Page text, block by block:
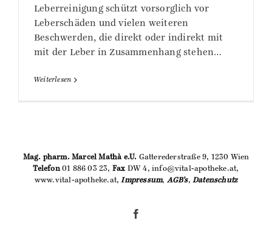
Leberreinigung schützt vorsorglich vor
Leberschäden und vielen weiteren
Beschwerden, die direkt oder indirekt mit
mit der Leber in Zusammenhang stehen…
Weiterlesen
Mag. pharm. Marcel Mathà e.U. Gatterederstraße 9, 1230 Wien
Telefon01 886 03 23, FaxDW 4, info@vital-apotheke.at,
www.vital-apotheke.at,Impressum, AGB's,Datenschutz